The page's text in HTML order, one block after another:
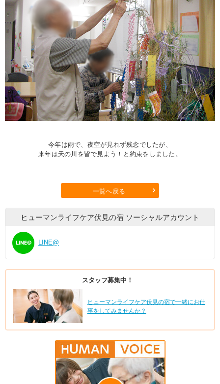
今年は雨で、夜空が見れず残念でしたが、
来年は天の川を皆で見よう！と約束をしました。
一覧へ戻る
ヒューマンライフケア伏見の宿 ソーシャルアカウント
LINE@
スタッフ募集中！
ヒューマンライフケア伏見の宿で一緒にお仕
事をしてみませんか？